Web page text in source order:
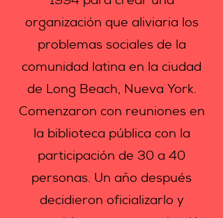
organización que aliviaría los
problemas sociales de la
comunidad latina en la ciudad
de Long Beach, Nueva York.
Comenzaron con reuniones en
la biblioteca pública con la
participación de 30 a 40
personas. Un año después
decidieron oficializarlo y